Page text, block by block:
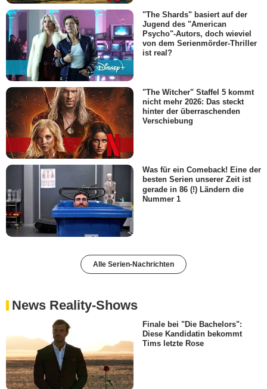
"The Shards" basiert auf der
Jugend des "American
Psycho"-Autors, doch wieviel
von dem Serienmörder-Thriller
ist real?
"The Witcher" Staffel 5 kommt
nicht mehr 2026: Das steckt
hinter der überraschenden
Verschiebung
Was für ein Comeback! Eine der
besten Serien unserer Zeit ist
gerade in 86 (!) Ländern die
Nummer 1
Alle Serien-Nachrichten
News Reality-Shows
Finale bei "Die Bachelors":
Diese Kandidatin bekommt
Tims letzte Rose